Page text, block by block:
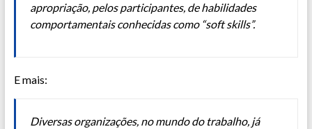
apropriação, pelos participantes, de habilidades
comportamentais conhecidas como “soft skills”.
E mais:
Diversas organizações, no mundo do trabalho, já